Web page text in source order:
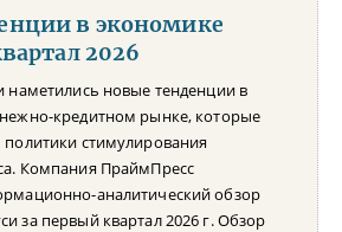
в экономике
2026
наметились новые тенденции в
кредитном рынке, которые
политики стимулирования
Компания ПраймПресс
аналитический обзор
за первый квартал 2026 г. Обзор